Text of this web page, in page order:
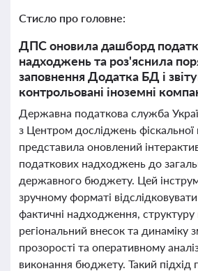
Стисло про головне:
ДПС оновила дашборд
надходжень та роз'яснила
заповнення Додатка БД і
контрольовані іноземні
Державна податкова служба
з Центром досліджень фіскальної
представила оновлений
податкових надходжень до
державного бюджету. Цей
зручному форматі
фактичні надходження, структуру
регіональний внесок та динаміку
прозорості та оперативному
виконання бюджету. Такий підхід